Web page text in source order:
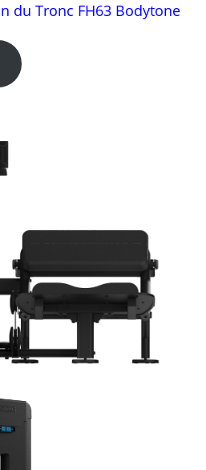
du Tronc FH63 Bodytone
Machine Rotation du